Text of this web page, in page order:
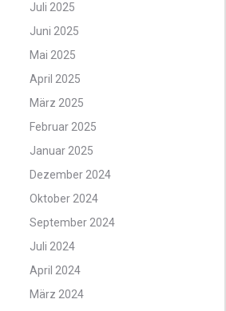
Juli 2025
Juni 2025
Mai 2025
April 2025
März 2025
Februar 2025
Januar 2025
Dezember 2024
Oktober 2024
September 2024
Juli 2024
April 2024
März 2024